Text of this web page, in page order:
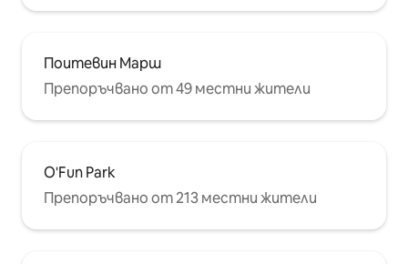
Поитевин Марш
Препоръчвано от 49 местни жители
O'Fun Park
Препоръчвано от 213 местни жители